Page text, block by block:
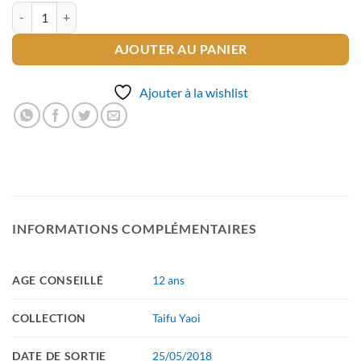
quantité de Happy Birthday
AJOUTER AU PANIER
Ajouter à la wishlist
INFORMATIONS COMPLÉMENTAIRES
AGE CONSEILLÉ 12 ans
COLLECTION Taifu Yaoi
DATE DE SORTIE 25/05/2018